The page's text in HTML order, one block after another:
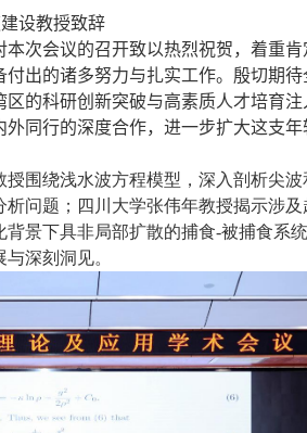
设教授致辞
次会议的召开致以热烈祝贺，着重
出的诸多努力与扎实工作。殷切期
的科研创新突破与高素质人才培育
同行的深度合作，进一步扩大这支
围绕浅水波方程模型，深入剖析尖波
问题；四川大学张伟年教授揭示涉
景下具非局部扩散的捕食-被捕食系
深刻洞见。